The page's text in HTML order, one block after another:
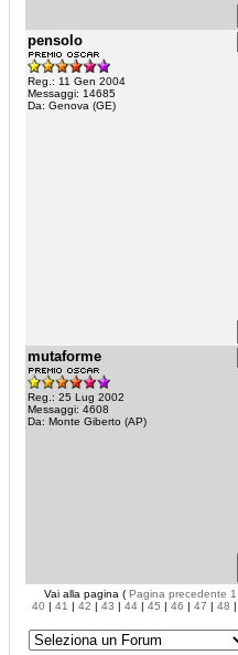
pensolo
Reg.: 11 Gen 2004
Messaggi: 14685
Da: Genova (GE)
mutaforme
Reg.: 25 Lug 2002
Messaggi: 4608
Da: Monte Giberto (AP)
Vai alla pagina ( Pagina precedente 1
40 | 41 | 42 | 43 | 44 | 45 | 46 | 47 | 48 |